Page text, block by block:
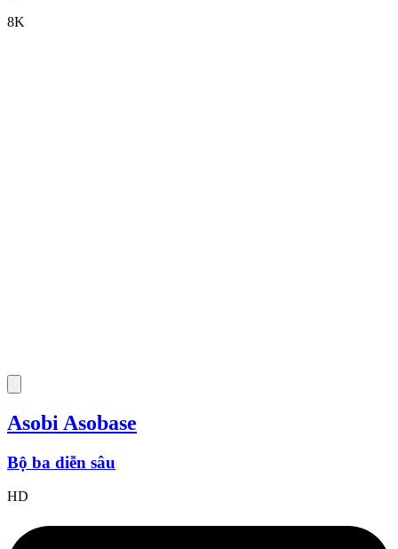
8K
Asobi Asobase
Bộ ba diễn sâu
HD